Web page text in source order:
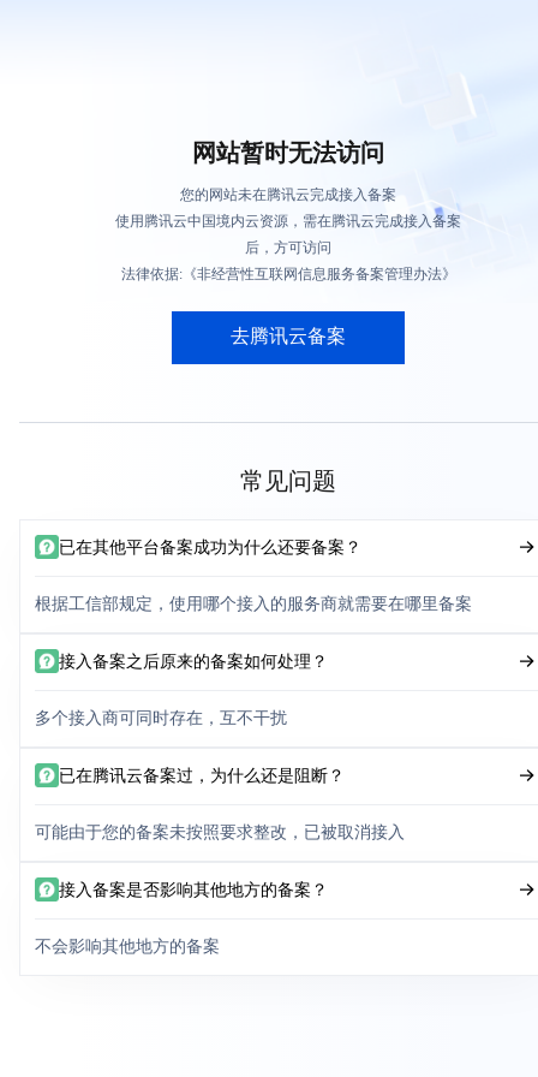
网站暂时无法访问
您的网站未在腾讯云完成接入备案
使用腾讯云中国境内云资源，需在腾讯云完成接入备案
后，方可访问
法律依据:《非经营性互联网信息服务备案管理办法》
去腾讯云备案
常见问题
已在其他平台备案成功为什么还要备案？
根据工信部规定，使用哪个接入的服务商就需要在哪里备案
接入备案之后原来的备案如何处理？
多个接入商可同时存在，互不干扰
已在腾讯云备案过，为什么还是阻断？
可能由于您的备案未按照要求整改，已被取消接入
接入备案是否影响其他地方的备案？
不会影响其他地方的备案